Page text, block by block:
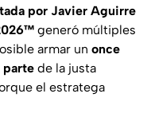
por Javier Aguirre
generó múltiples
armar un once
parte de la justa
el estratega